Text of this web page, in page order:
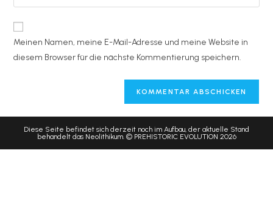
Meinen Namen, meine E-Mail-Adresse und meine Website in
diesem Browser für die nächste Kommentierung speichern.
Diese Seite befindet sich derzeit noch im Aufbau, der aktuelle Stand
behandelt das Neolithikum. © PREHISTORIC EVOLUTION 2026